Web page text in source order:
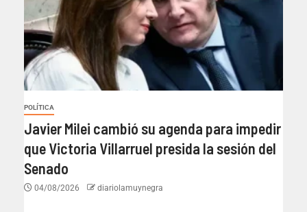
POLÍTICA
Javier Milei cambió su agenda para impedir
que Victoria Villarruel presida la sesión del
Senado
04/08/2026 diariolamuynegra